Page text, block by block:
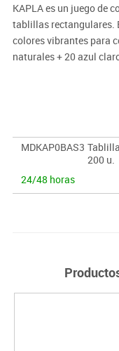
KAPLA es un juego de
tablillas rectangulares.
colores vibrantes para
naturales + 20 azul
MDKAP0BAS3
200 u.
24/48 horas